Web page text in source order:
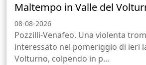
Maltempo in Valle del
08-08-2026
Pozzilli-Venafeo. Una violenta
interessato nel pomeriggio di ieri
Volturno, colpendo in p...